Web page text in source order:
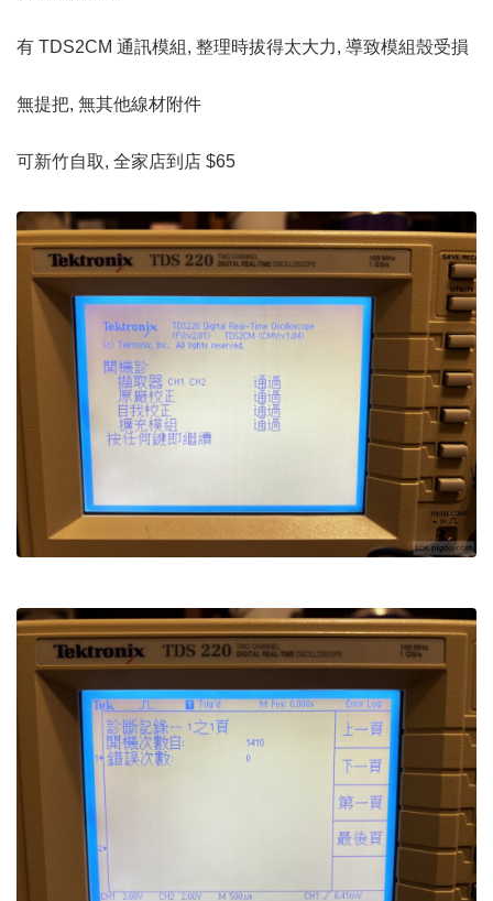
有 TDS2CM 通訊模組, 整理時拔得太大力, 導致模組殼受損
無提把, 無其他線材附件
可新竹自取, 全家店到店 $65